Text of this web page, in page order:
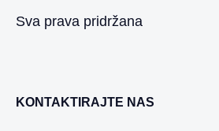
Sva prava pridržana
KONTAKTIRAJTE NAS